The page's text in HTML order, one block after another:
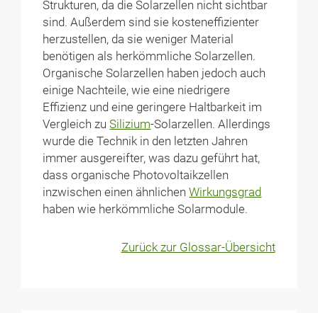
Strukturen, da die Solarzellen nicht sichtbar
sind. Außerdem sind sie kosteneffizienter
herzustellen, da sie weniger Material
benötigen als herkömmliche Solarzellen.
Organische Solarzellen haben jedoch auch
einige Nachteile, wie eine niedrigere
Effizienz und eine geringere Haltbarkeit im
Vergleich zuSilizium-Solarzellen. Allerdings
wurde die Technik in den letzten Jahren
immer ausgereifter, was dazu geführt hat,
dass organische Photovoltaikzellen
inzwischen einen ähnlichenWirkungsgrad
haben wie herkömmliche Solarmodule.
Zurück zur Glossar-Übersicht